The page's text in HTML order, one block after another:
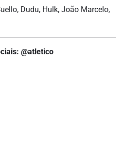
Dudu, Hulk, João Marcelo,
@atletico